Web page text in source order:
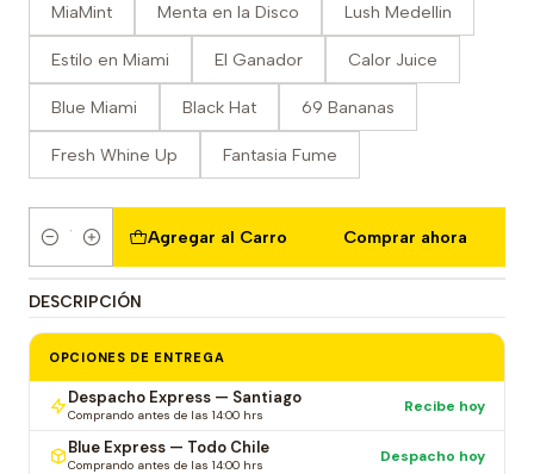
MiaMint Menta en la Disco Lush Medellin
Estilo en Miami El Ganador Calor Juice
Blue Miami Black Hat 69 Bananas
Fresh Whine Up Fantasia Fume
Cantidad
Agregar al Carro Comprar ahora
DESCRIPCIÓN
OPCIONES DE ENTREGA
Despacho Express — Santiago
Comprando antes de las 14:00 hrs Recibe hoy
Blue Express — Todo Chile
Comprando antes de las 14:00 hrs Despacho hoy